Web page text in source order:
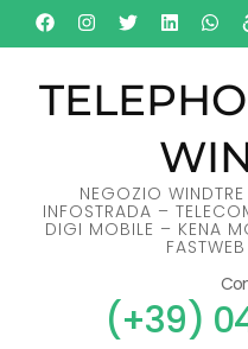
Salta
al
contenuto
(premi
NEGOZIO
INFOSTRADA –
DIGI MOBILE – KENA
(+39)